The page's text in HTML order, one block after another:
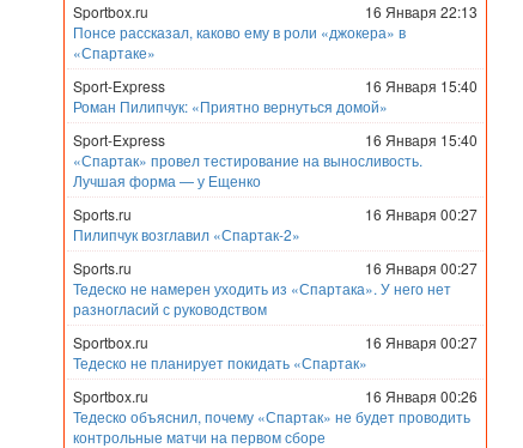
Sportbox.ru
16 Января 22:13
Понсе рассказал, каково ему в роли «джокера» в
«Спартаке»
Sport-Express
16 Января 15:40
Роман Пилипчук: «Приятно вернуться домой»
Sport-Express
16 Января 15:40
«Спартак» провел тестирование на выносливость.
Лучшая форма — у Ещенко
Sports.ru
16 Января 00:27
Пилипчук возглавил «Спартак-2»
Sports.ru
16 Января 00:27
Тедеско не намерен уходить из «Спартака». У него нет
разногласий с руководством
Sportbox.ru
16 Января 00:27
Тедеско не планирует покидать «Спартак»
Sportbox.ru
16 Января 00:26
Тедеско объяснил, почему «Спартак» не будет проводить
контрольные матчи на первом сборе